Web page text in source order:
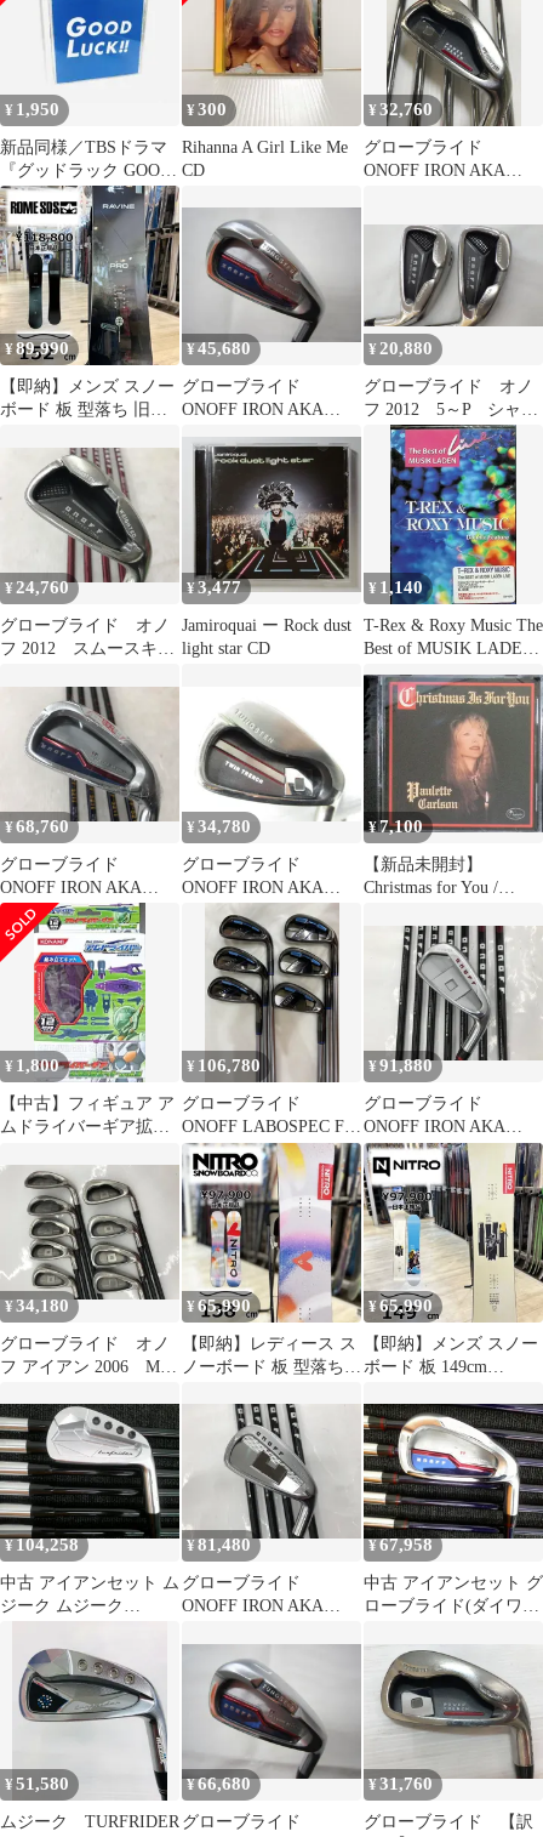
中古 ゴルフドゥ！
NEXT川越店【最短即
日発送】
画像にてご確認をお願
いいたします。
¥ 1,950
新品同様／TBSドラマ
『グッドラック GOOD
LUCK!!』サントラCD
／廃盤
¥300
Rihanna A Girl Like Me
CD
¥32,760
グローブライド
ONOFF IRON AKA
ンセット 中古【最短
即日発送】
¥89,990
【即納】メンズ スノー
ボード 板 型落ち 旧モ
RAVINE PRO ロームラ
ビーンプロ 25-26 オー
ルラウンド カービング
キャンバー
¥45,680
グローブライド
ONOFF IRON AKA
KICK FF-521I Rフレ
ックス アイアンセッ
ト 中古 ゴルフド
ゥ！札幌手稲店【最短
即日発送】
¥ 20,880
グローブライド オノ
フ 2012 5～P シャフ
トカラ-グレ-AW赤
SW FSP Sフレック
ス アイアンセット
中古 ゴルフドゥ！上
田バイパス店【最短即
日発送】
¥24,760
グローブライド オノ
フ 2012 スムースキッ
ス アイアンセット
中古【最短即日発送】
¥3,477
Jamiroquai ー Rock dust
light star CD
¥ 1,140
T-Rex & Roxy Music The
Best of MUSIK LADEN
【UA-50】 [DVD]
¥68,760
グローブライド
ONOFF IRON AKA
FF HIGH REPULSION
KICK FF-521I Rフレ
ックス アイアンセッ
ト 中古【最短即日発
¥34,780
グローブライド
ONOFF IRON AKA
2018 NSプロ Zelos 8
Rフレックス アイア
ンセット 中古 ゴル
フドゥ！長久手店【最
短即日発送】
¥7,100
【新品未開封】
Christmas for You /
¥ 1,800
【中古】フィギュア ア
ムドライバーギア拡張
Ride! アムドライバー」
強化武器シリーズ12
¥ 106,780
グローブライド
ONOFF LABOSPEC FF-
247 2023 HIGH
REPULSION KICK FF-
247 2023 Rフレック
ス アイアンセット
中古 ゴルフドゥ！倉
敷笹沖店【最短即日発
送】
¥91,880
グローブライド
ONOFF IRON AKA
2022 SMOOTH KICK
MP-522I Rフレック
ス アイアンセット
中古 ゴルフドゥ！新
居浜店【最短即日発
送】
¥34,180
グローブライド オノ
フ アイアン 2006 MP-
イアンセット 中古
ゴルフドゥ！新居浜店
【最短即日発送】
¥65,990
【即納】レディース ス
ノーボード 板 型落ち
OPTISYM Womens ナイ
トロ オプティシム 25-
26 女性用 キャンバー
¥65,990
【即納】メンズ スノー
ボード 板 149cm
ィーワン 25-26 グラト
リ ラントリ フリースタ
イル キャンバー
¥104,258
中古 アイアンセット ム
ジーク ムジーク
Forged 2/Diamana
Thump IRON
i115/X/24[1173]■松山店
¥81,480
グローブライド
ONOFF IRON AKA
ス アイアンセット
中古 ゴルフドゥ！新
居浜店【最短即日発
¥67,958
中古 アイアンセット グ
ローブライド(ダイワ)
2020/FF-
521I/R/25[9692]■松山店
¥51,580
ムジーク TURFRIDER
¥66,680
グローブライド
¥31,760
グローブライド 【訳